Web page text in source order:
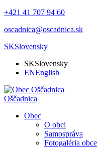
+421 41 707 94 60
oscadnica@oscadnica.sk
SKSlovensky
SKSlovensky
ENEnglish
Oščadnica
Obec
O obci
Samospráva
Fotogaléria obce